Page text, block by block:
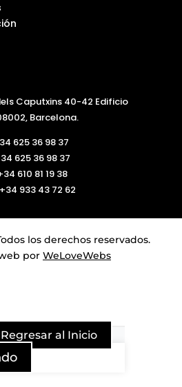
Caputxins 40-42 Edificio
Barcelona.
625 36 98 37
625 36 98 37
610 81 19 38
+34 933 43 72 62
los derechos reservados.
por WeLoveWebs
Regresar al Inicio